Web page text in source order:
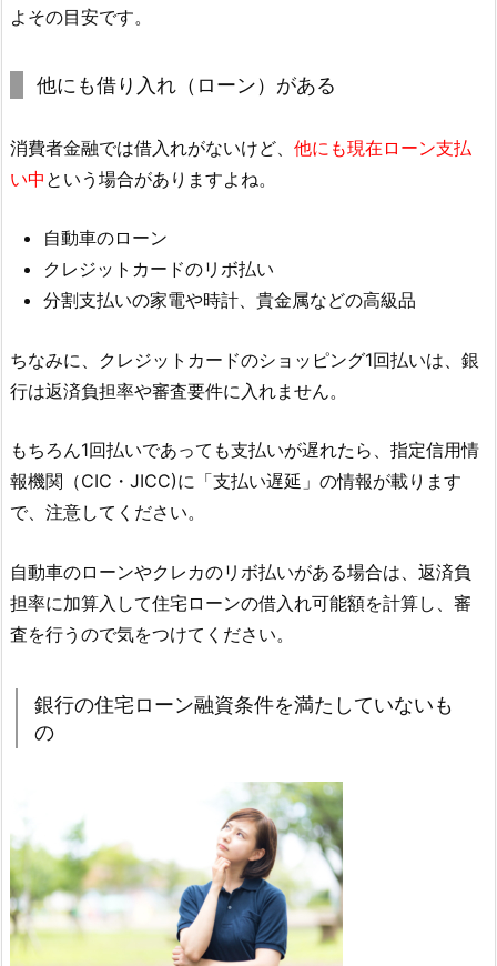
よその目安です。
他にも借り入れ（ローン）がある
消費者金融では借入れがないけど、 他にも現在ローン支払
い中 という場合がありますよね。
自動車のローン
クレジットカードのリボ払い
分割支払いの家電や時計、貴金属などの高級品
ちなみに、クレジットカードのショッピング1回払いは、銀
行は返済負担率や審査要件に入れません。
もちろん1回払いであっても支払いが遅れたら、指定信用情
報機関（CIC・JICC)に「支払い遅延」の情報が載ります
で、注意してください。
自動車のローンやクレカのリボ払いがある場合は、返済負
担率に加算入して住宅ローンの借入れ可能額を計算し、審
査を行うので気をつけてください。
銀行の住宅ローン融資条件を満たしていないも
の